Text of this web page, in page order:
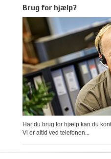
Brug for hjælp?
Har du brug for hjælp kan du
Vi er altid ved telefonen...